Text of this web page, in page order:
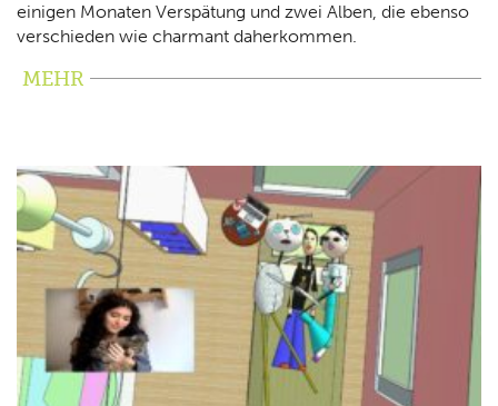
einigen Monaten Verspätung und zwei Alben, die ebenso
verschieden wie charmant daherkommen.
MEHR